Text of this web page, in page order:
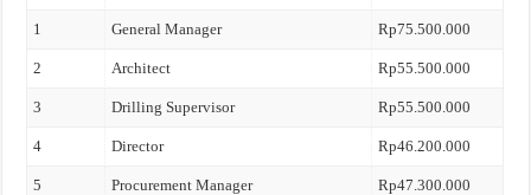
1 General Manager Rp75.500.000
2 Architect Rp55.500.000
3 Drilling Supervisor Rp55.500.000
4 Director Rp46.200.000
5 Procurement Manager Rp47.300.000